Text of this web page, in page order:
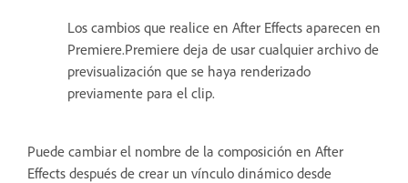
Los cambios que realice en After Effects aparecen en
Premiere.Premiere deja de usar cualquier archivo de
previsualización que se haya renderizado
previamente para el clip.
Puede cambiar el nombre de la composición en After
Effects después de crear un vínculo dinámico desde